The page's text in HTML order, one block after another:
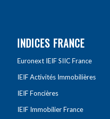
INDICES FRANCE
Euronext IEIF SIIC France
IEIF Activités Immobilières
IEIF Foncières
IEIF Immobilier France